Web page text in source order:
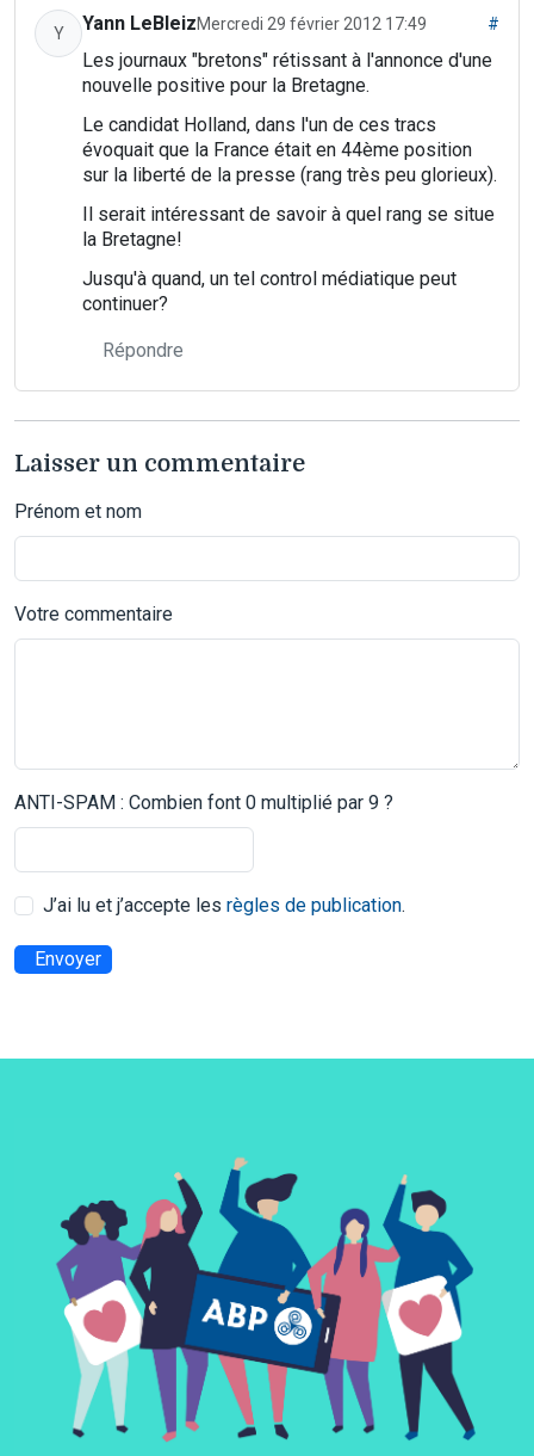
Y Yann LeBleizMercredi 29 février 2012 17:49 #
Les journaux "bretons" rétissant à l'annonce d'une
nouvelle positive pour la Bretagne.
Le candidat Holland, dans l'un de ces tracs
évoquait que la France était en 44ème position
sur la liberté de la presse (rang très peu glorieux).
Il serait intéressant de savoir à quel rang se situe
la Bretagne!
Jusqu'à quand, un tel control médiatique peut
continuer?
Répondre
Laisser un commentaire
Prénom et nom
Votre commentaire
ANTI-SPAM : Combien font 0 multiplié par 9 ?
J’ai lu et j’accepte les règles de publication.
Envoyer